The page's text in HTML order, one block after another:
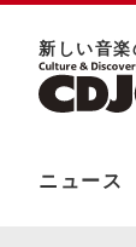
新しい⾳
ニュース